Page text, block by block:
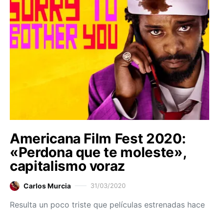
Americana Film Fest 2020:
«Perdona que te moleste»,
capitalismo voraz
Carlos Murcia 31/03/2020
Resulta un poco triste que películas estrenadas hace